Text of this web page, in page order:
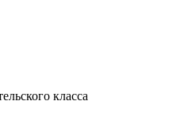
класса